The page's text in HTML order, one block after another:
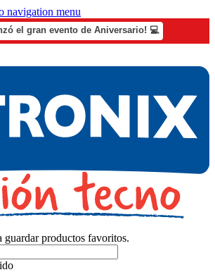
navigation menu
el gran evento de Aniversario! 💻
guardar productos favoritos.